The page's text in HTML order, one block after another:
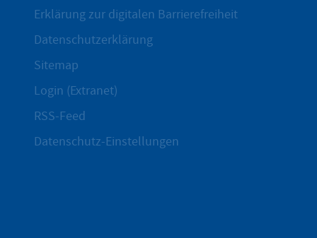
Erklärung zur digitalen Barrierefreiheit
Datenschutzerklärung
Sitemap
Login (Extranet)
RSS-Feed
Datenschutz-Einstellungen